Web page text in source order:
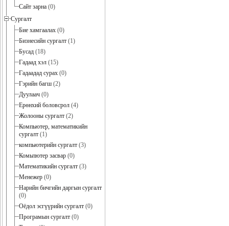
Сайт зарна (0)
Сургалт
Бие хамгаалах (0)
Бизнесийн сургалт (1)
Бусад (18)
Гадаад хэл (15)
Гадаадад сурах (0)
Гэрийн багш (2)
Дуулаач (0)
Ерөнхий боловсрол (4)
Жолооны сургалт (2)
Компьютер, математикийн
сургалт (1)
компьютерийн сургалт (3)
Комьпютер засвар (0)
Математикийн сургалт (3)
Менежер (0)
Нарийн бичгийн даргын сургалт
(0)
Оёдол эсгүүрийн сургалт (0)
Програмын сургалт (0)